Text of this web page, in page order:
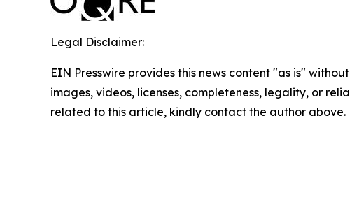
Legal Disclaimer:
EIN Presswire provides this news content "as is"
images, videos, licenses, completeness, legality, or
related to this article, kindly contact the author above.